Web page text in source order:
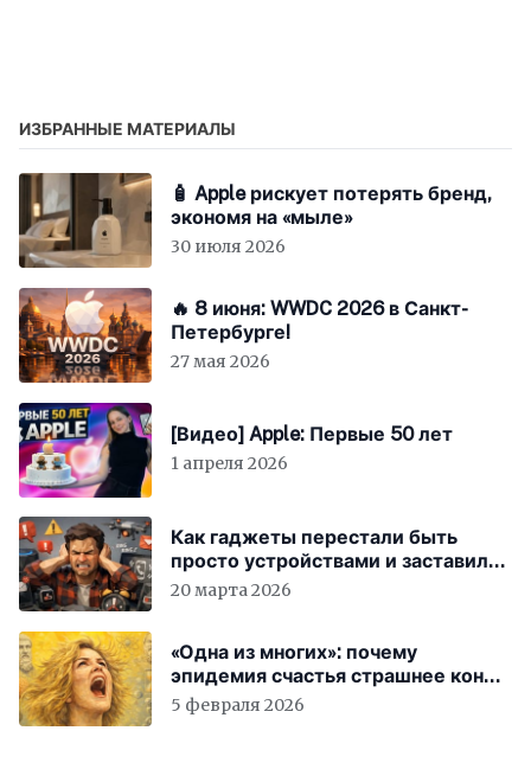
ИЗБРАННЫЕ МАТЕРИАЛЫ
🧴 Apple рискует потерять бренд,
экономя на «мыле»
30 июля 2026
🔥 8 июня: WWDC 2026 в Санкт-
Петербурге!
27 мая 2026
[Видео] Apple: Первые 50 лет
1 апреля 2026
Как гаджеты перестали быть
просто устройствами и заставили
вас бесплатно работать
20 марта 2026
«Одна из многих»: почему
эпидемия счастья страшнее конца
света
5 февраля 2026